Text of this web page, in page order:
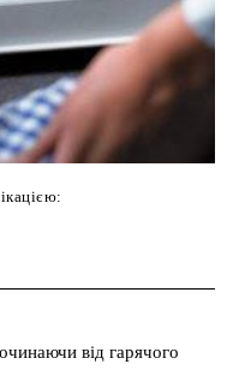
від гарячого